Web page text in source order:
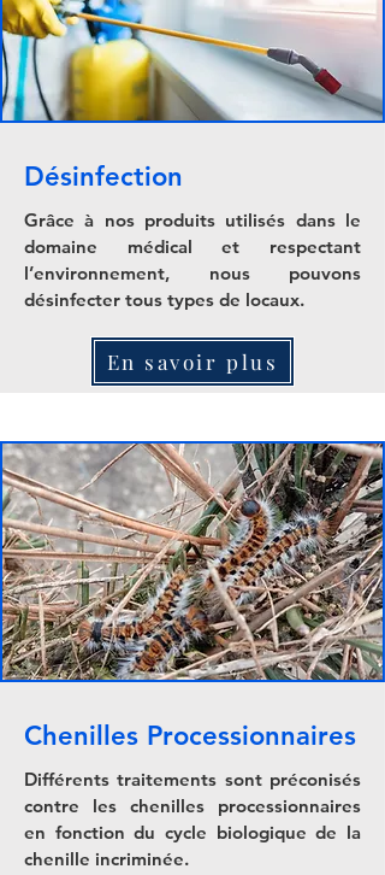
Désinfection
Grâce à nos produits utilisés dans le
domaine médical et respectant
l’environnement, nous pouvons
désinfecter tous types de locaux.
En savoir plus
Chenilles Processionnaires
Différents traitements sont préconisés
contre les chenilles processionnaires
en fonction du cycle biologique de la
chenille incriminée.